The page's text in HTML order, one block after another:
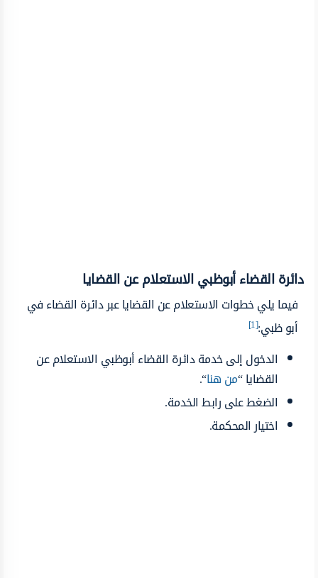
دائرة القضاء أبوظبي الاستعلام عن القضايا
فيما يلي خطوات الاستعلام عن القضايا عبر دائرة القضاء في
أبو ظبي:[1]
الدخول إلى خدمة دائرة القضاء أبوظبي الاستعلام عن
القضايا “من هنا“.
الضغط على رابط الخدمة.
اختيار المحكمة.